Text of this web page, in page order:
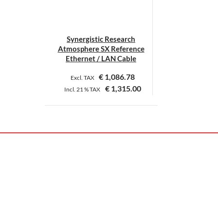
Synergistic Research
Atmosphere SX Reference
Ethernet / LAN Cable
Excl. TAX € 1,086.78
Incl. 21 %TAX € 1,315.00
Dieses
weist